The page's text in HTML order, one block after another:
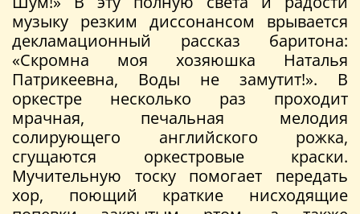
музыку резким диссонансом врывается
декламационный рассказ баритона:
«Скромна моя хозяюшка Наталья
Патрикеевна, Воды не замутит!». В
оркестре несколько раз проходит
мрачная, печальная мелодия
солирующего английского рожка,
сгущаются оркестровые краски.
Мучительную тоску помогает передать
хор, поющий краткие нисходящие